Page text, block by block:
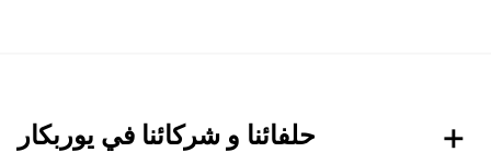
حلفائنا و شركائنا في يوربكار